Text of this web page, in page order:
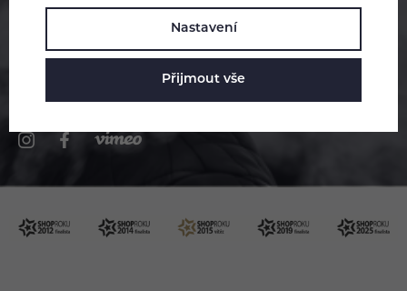
info@ejuice.cz
Nastavení
Přijmout vše